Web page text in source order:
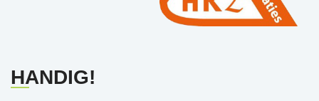
HANDIG!